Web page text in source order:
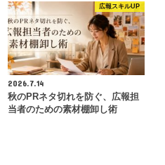
広報スキルUP
2026.7.14
秋のPRネタ切れを防ぐ、広報担
当者のための素材棚卸し術